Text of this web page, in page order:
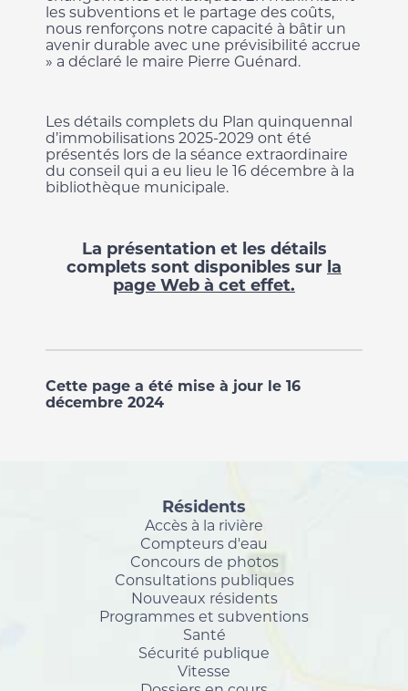
les subventions et le partage des coûts,
nous renforçons notre capacité à bâtir un
avenir durable avec une prévisibilité accrue
» a déclaré le maire Pierre Guénard.
Les détails complets du Plan quinquennal
d’immobilisations 2025-2029 ont été
présentés lors de la séance extraordinaire
du conseil qui a eu lieu le 16 décembre à la
bibliothèque municipale.
La présentation et les détails
complets sont disponibles sur la
page Web à cet effet.
Cette page a été mise à jour le 16
décembre 2024
Résidents
Accès à la rivière
Compteurs d'eau
Concours de photos
Consultations publiques
Nouveaux résidents
Programmes et subventions
Santé
Sécurité publique
Vitesse